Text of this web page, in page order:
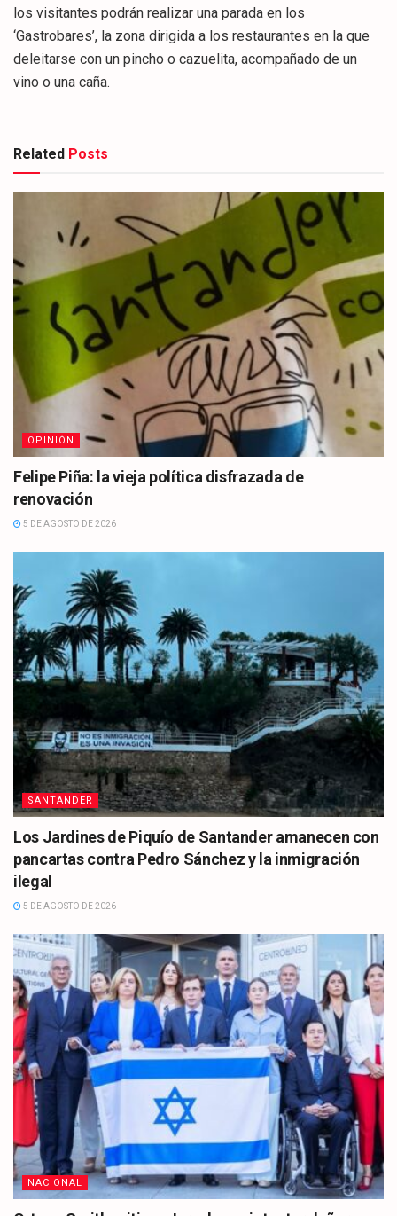
los visitantes podrán realizar una parada en los
‘Gastrobares’, la zona dirigida a los restaurantes en la que
deleitarse con un pincho o cazuelita, acompañado de un
vino o una caña.
Related Posts
OPINIÓN
Felipe Piña: la vieja política disfrazada de
renovación
5 DE AGOSTO DE 2026
SANTANDER
Los Jardines de Piquío de Santander amanecen con
pancartas contra Pedro Sánchez y la inmigración
ilegal
5 DE AGOSTO DE 2026
NACIONAL